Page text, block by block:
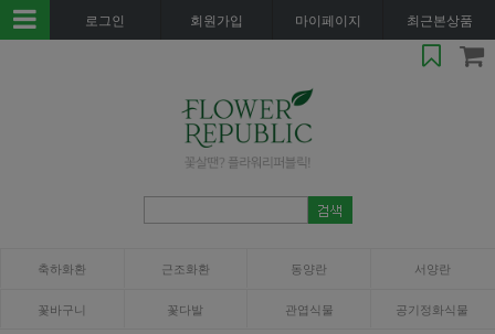
로그인 회원가입 마이페이지 최근본상품
축하화환 근조화환 동양란 서양란
꽃바구니 꽃다발 관엽식물 공기정화식물